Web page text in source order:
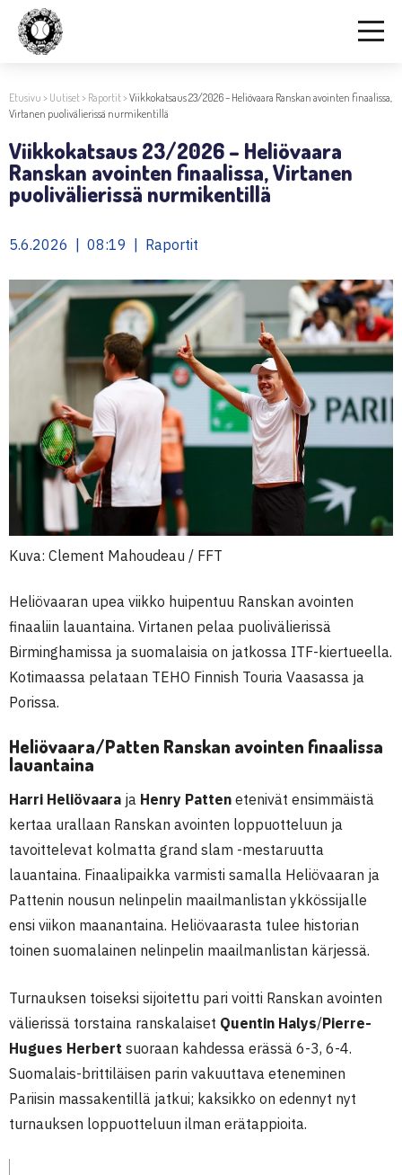
Etusivu > Uutiset> Raportit>Viikkokatsaus 23/2026 – Heliövaara Ranskan avointen finaalissa,
Virtanen puolivälierissä nurmikentillä
Viikkokatsaus 23/2026 – Heliövaara
Ranskan avointen finaalissa, Virtanen
puolivälierissä nurmikentillä
5.6.2026 | 08:19 | Raportit
Kuva: Clement Mahoudeau / FFT
Heliövaaran upea viikko huipentuu Ranskan avointen
finaaliin lauantaina. Virtanen pelaa puolivälierissä
Birminghamissa ja suomalaisia on jatkossa ITF-kiertueella.
Kotimaassa pelataan TEHO Finnish Touria Vaasassa ja
Porissa.
Heliövaara/Patten Ranskan avointen finaalissa
lauantaina
Harri Heliövaara ja Henry Patten etenivät ensimmäistä
kertaa urallaan Ranskan avointen loppuotteluun ja
tavoittelevat kolmatta grand slam -mestaruutta
lauantaina. Finaalipaikka varmisti samalla Heliövaaran ja
Pattenin nousun nelinpelin maailmanlistan ykkössijalle
ensi viikon maanantaina. Heliövaarasta tulee historian
toinen suomalainen nelinpelin maailmanlistan kärjessä.
Turnauksen toiseksi sijoitettu pari voitti Ranskan avointen
välierissä torstaina ranskalaiset Quentin Halys/Pierre-
Hugues Herbert suoraan kahdessa erässä 6-3, 6-4.
Suomalais-brittiläisen parin vakuuttava eteneminen
Pariisin massakentillä jatkui; kaksikko on edennyt nyt
turnauksen loppuotteluun ilman erätappioita.